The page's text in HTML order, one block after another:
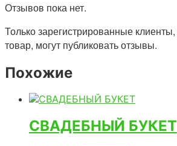
Отзывов пока нет.
Только зарегистрированные
товар, могут публиковать отзывы.
Похожие
СВАДЕБНЫЙ БУКЕТ